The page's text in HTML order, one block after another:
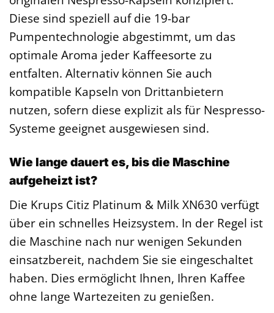
Diese sind speziell auf die 19-bar
Pumpentechnologie abgestimmt, um das
optimale Aroma jeder Kaffeesorte zu
entfalten. Alternativ können Sie auch
kompatible Kapseln von Drittanbietern
nutzen, sofern diese explizit als für Nespresso-
Systeme geeignet ausgewiesen sind.
Wie lange dauert es, bis die Maschine
aufgeheizt ist?
Die Krups Citiz Platinum & Milk XN630 verfügt
über ein schnelles Heizsystem. In der Regel ist
die Maschine nach nur wenigen Sekunden
einsatzbereit, nachdem Sie sie eingeschaltet
haben. Dies ermöglicht Ihnen, Ihren Kaffee
ohne lange Wartezeiten zu genießen.